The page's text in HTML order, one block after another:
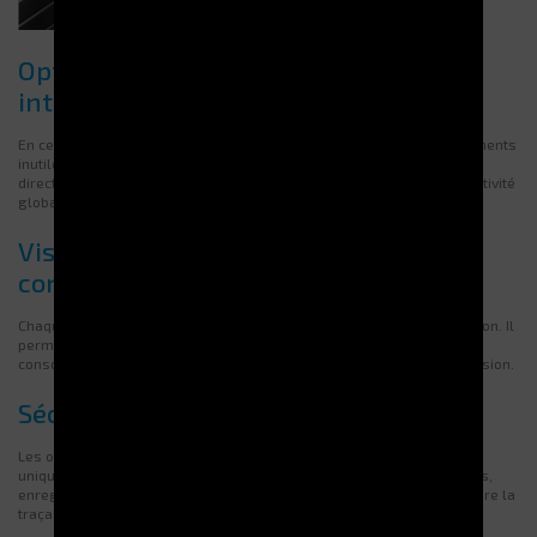
Optimisation des flux logistiques
internes
En centralisant les outils dans un système automatisé, les déplacements
inutiles sont supprimés. Les opérateurs accèdent à leurs outils
directement depuis leur poste. Cette réorganisation améliore la réactivité
globale.
Visibilité complète sur les
consommations
Chaque retrait est enregistré via le logiciel G-BOX, intégré à la solution. Il
permet une remontée en temps réel des données d’usage. Les
consommations sont analysées par poste, par utilisateur ou par mission.
Sécurisation des articles sensibles
Les outils coupants à forte valeur ajoutée doivent rester accessibles
uniquement aux personnes habilitées. Le distributeur limite les accès,
enregistre chaque action et protège les stocks critiques. Cela améliore la
traçabilité et la conformité réglementaire.